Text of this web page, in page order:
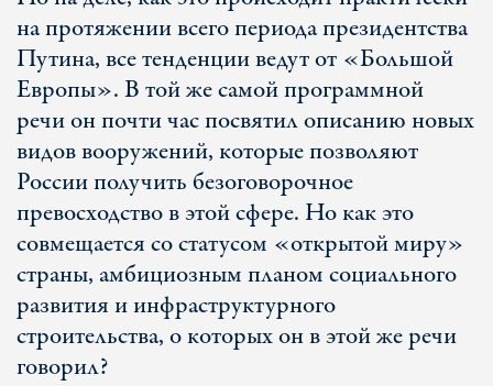
на протяжении всего периода президентства
Путина, все тенденции ведут от «Большой
Европы». В той же самой программной
речи он почти час посвятил описанию новых
видов вооружений, которые позволяют
России получить безоговорочное
превосходство в этой сфере. Но как это
совмещается со статусом «открытой миру»
страны, амбициозным планом социального
развития и инфраструктурного
строительства, о которых он в этой же речи
говорил?